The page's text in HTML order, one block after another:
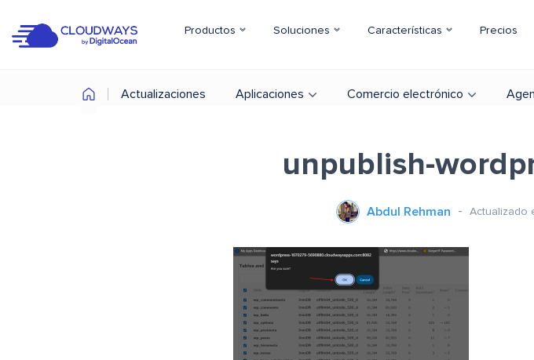
Productos Soluciones Características Precios
Actualizaciones Aplicaciones Comercio electrónico
unpublish-
Abdul Rehman Actualizado